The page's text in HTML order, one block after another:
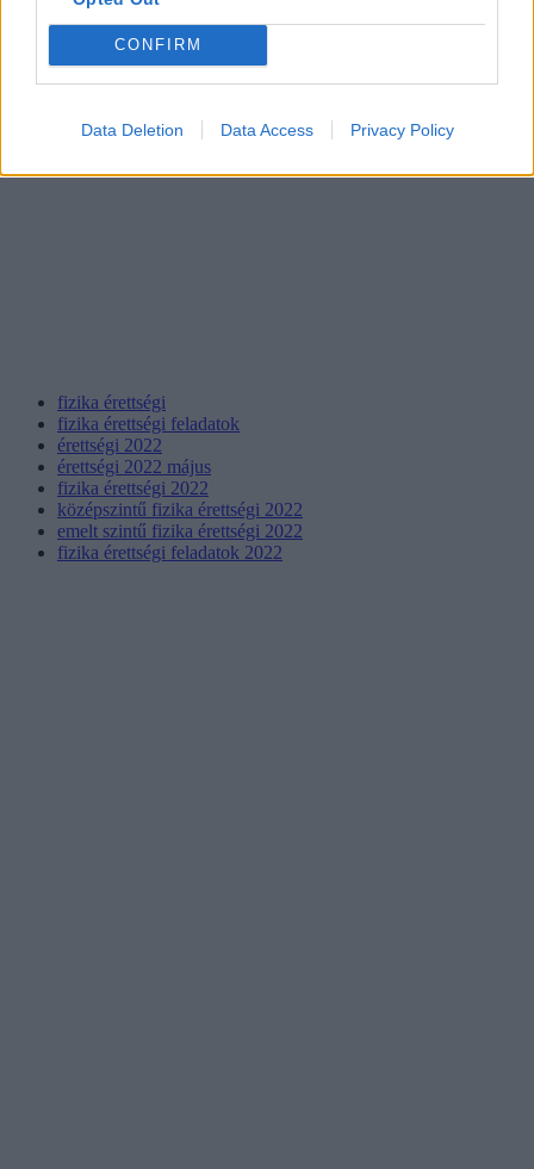
CONFIRM
Data Deletion Data Access Privacy Policy
fizika érettségi
fizika érettségi feladatok
érettségi 2022
érettségi 2022 május
fizika érettségi 2022
középszintű fizika érettségi 2022
emelt szintű fizika érettségi 2022
fizika érettségi feladatok 2022